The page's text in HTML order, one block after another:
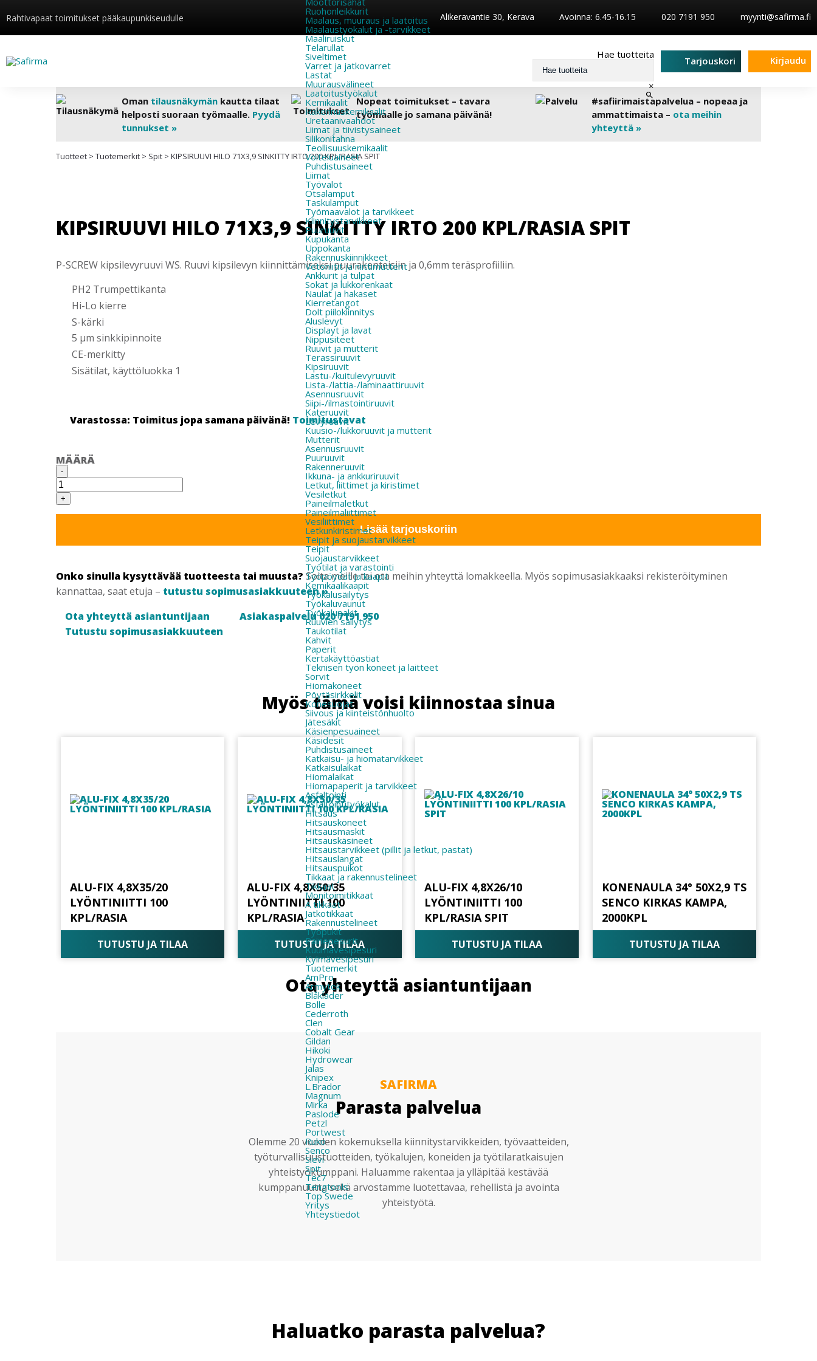
Rahtivapaat toimitukset pääkaupunkiseudulle Alikeravantie 30, Kerava Avoinna: 6.45-16.15 020 7191 950 myynti@safirma.fi
Ruohonleikkurit
Maalaus, muuraus ja laatoitus
Maalaustyökalut ja -tarvikkeet
Maaliruiskut
Telarullat
Siveltimet
Varret ja jatkovarret
Lastat
Muurausvälineet
Laatoitustyökalut
Kemikaalit
Rakennuskemikaalit
Uretaanivaahdot
Liimat ja tiivistysaineet
Silikonitahna
Teollisuuskemikaalit
Voiteluaineet
Puhdistusaineet
Liimat
Työvalot
Otsalamput
Taskulamput
Työmaavalot ja tarvikkeet
Kiinnitys­tarvikkeet
Puuruuvit
Kupukanta
Uppokanta
Rakennuskiinnikkeet
Vetoniitit ja niittimutterit
Ankkurit ja tulpat
Sokat ja lukkorenkaat
Naulat ja hakaset
Kierretangot
Dolt piilokiinnitys
Aluslevyt
Displayt ja lavat
Nippusiteet
Ruuvit ja mutterit
Terassiruuvit
Kipsiruuvit
Lastu-/kuitulevyruuvit
Lista-/lattia-/laminaattiruuvit
Asennusruuvit
Siipi-/ilmastointiruuvit
Kateruuvit
Levyruuvit
Kuusio-/lukkoruuvit ja mutterit
Mutterit
Asennusruuvit
Puuruuvit
Rakenneruuvit
Ikkuna- ja ankkuriruuvit
Letkut, liittimet ja kiristimet
Vesiletkut
Paineilmaletkut
Paineilmaliittimet
Vesiliittimet
Letkunkiristimet
Teipit ja suojaustarvikkeet
Teipit
Suojaustarvikkeet
Työtilat ja varastointi
Työpöydät ja kaapit
Kemikaalikaapit
Työkalusäilytys
Työkaluvaunut
Työkalupakit
Ruuvien säilytys
Taukotilat
Kahvit
Paperit
Kertakäyttöastiat
Teknisen työn koneet ja laitteet
Sorvit
Hiomakoneet
Pöytäsirkkelit
Konesuojat
Siivous ja kiinteistönhuolto
Jätesäkit
Käsienpesuaineet
Käsidesit
Puhdistusaineet
Katkaisu- ja hiomatarvikkeet
Katkaisulaikat
Hiomalaikat
Hiomapaperit ja tarvikkeet
Asfaltointi
Asfaltointityökalut
Hitsaus
Hitsauskoneet
Hitsausmaskit
Hitsauskäsineet
Hitsaustarvikkeet (pillit ja letkut, pastat)
Hitsauslangat
Hitsauspuikot
Tikkaat ja rakennustelineet
Tikkaat
Monitoimitikkaat
A tikkaat
Jatkotikkaat
Rakennustelineet
Työpukit
Painepesurit
Kuumavesipesuri
Kylmävesipesuri
Tuotemerkit
AmPro
Armytek
Blåkläder
Bolle
Cederroth
Clen
Cobalt Gear
Gildan
Hikoki
Hydrowear
Jalas
Knipex
L.Brador
Magnum
Mirka
Paslode
Petzl
Portwest
Ruko
Senco
Sievi
Spit
Tec7
Tengtools
Top Swede
Yritys
Yhteystiedot
Hae tuotteita
×
Tarjouskori Kirjaudu
Oman tilausnäkymänkautta tilaat
helposti suoraan työmaalle. Pyydä
tunnukset »
Nopeat toimitukset – tavara
työmaalle jo samana päivänä!
#safiirimaistapalvelua – nopeaa ja
ammattimaista – ota meihin
yhteyttä »
Tuotteet > Tuotemerkit > Spit > KIPSIRUUVI HILO 71X3,9 SINKITTY IRTO 200 KPL/RASIA SPIT
KIPSIRUUVI HILO 71X3,9 SINKITTY IRTO 200 KPL/RASIA SPIT
P-SCREW kipsilevyruuvi WS. Ruuvi kipsilevyn kiinnittämiseksi puurakenteisiin ja 0,6mm teräsprofiiliin.
PH2 Trumpettikanta
Hi-Lo kierre
S-kärki
5 µm sinkkipinnoite
CE-merkitty
Sisätilat, käyttöluokka 1
Varastossa: Toimitus jopa samana päivänä! Toimitustavat
MÄÄRÄ
KIPSIRUUVI
HILO
71X3,9
SINKITTY
IRTO
200
määrä
-
+
Lisää tarjouskoriin
Onko sinulla kysyttävää tuotteesta tai muusta? Soita meille tai ota meihin yhteyttä lomakkeella. Myös sopimusasiakkaaksi rekisteröityminen
kannattaa, saat etuja – tutustu sopimusasiakkuuteen »
Ota yhteyttä asiantuntijaan
Asiakaspalvelu 020 7191 950
Tutustu sopimusasiakkuuteen
Myös tämä voisi kiinnostaa sinua
ALU-FIX 4,8X35/20
LYÖNTINIITTI 100
KPL/RASIA
TUTUSTU JA TILAA
ALU-FIX 4,8X50/35
LYÖNTINIITTI 100
KPL/RASIA
TUTUSTU JA TILAA
ALU-FIX 4,8X26/10
LYÖNTINIITTI 100
KPL/RASIA SPIT
TUTUSTU JA TILAA
KONENAULA 34° 50X2,9 TS
SENCO KIRKAS KAMPA,
2000KPL
TUTUSTU JA TILAA
Ota yhteyttä asiantuntijaan
SAFIRMA
Parasta palvelua
Olemme 20 vuoden kokemuksella kiinnitystarvikkeiden, työvaatteiden,
työturvallisuustuotteiden, työkalujen, koneiden ja työtilaratkaisujen
yhteistyökumppani. Haluamme rakentaa ja ylläpitää kestävää
kumppanuutta sekä arvostamme luotettavaa, rehellistä ja avointa
yhteistyötä.
Haluatko parasta palvelua?